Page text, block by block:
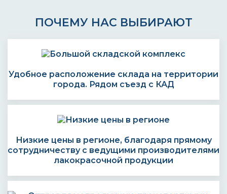
ПОЧЕМУ НАС ВЫБИРАЮТ
Удобное расположение склада на территории
города. Рядом съезд с КАД
Низкие цены в регионе, благодаря прямому
сотрудничеству с ведущими производителями
лакокрасочной продукции